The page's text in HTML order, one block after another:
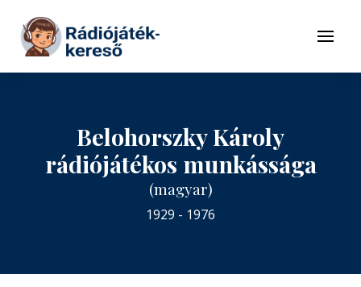
Tovább a tartalomhoz
Menü
Belohorszky Károly
rádiójátékos munkássága
(magyar)
1929 - 1976